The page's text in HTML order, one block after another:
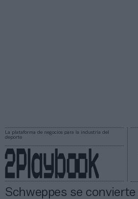
La plataforma de negocios para la industria del
deporte
Schweppes se